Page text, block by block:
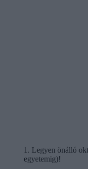
1. Legyen önálló
egyetemig)!